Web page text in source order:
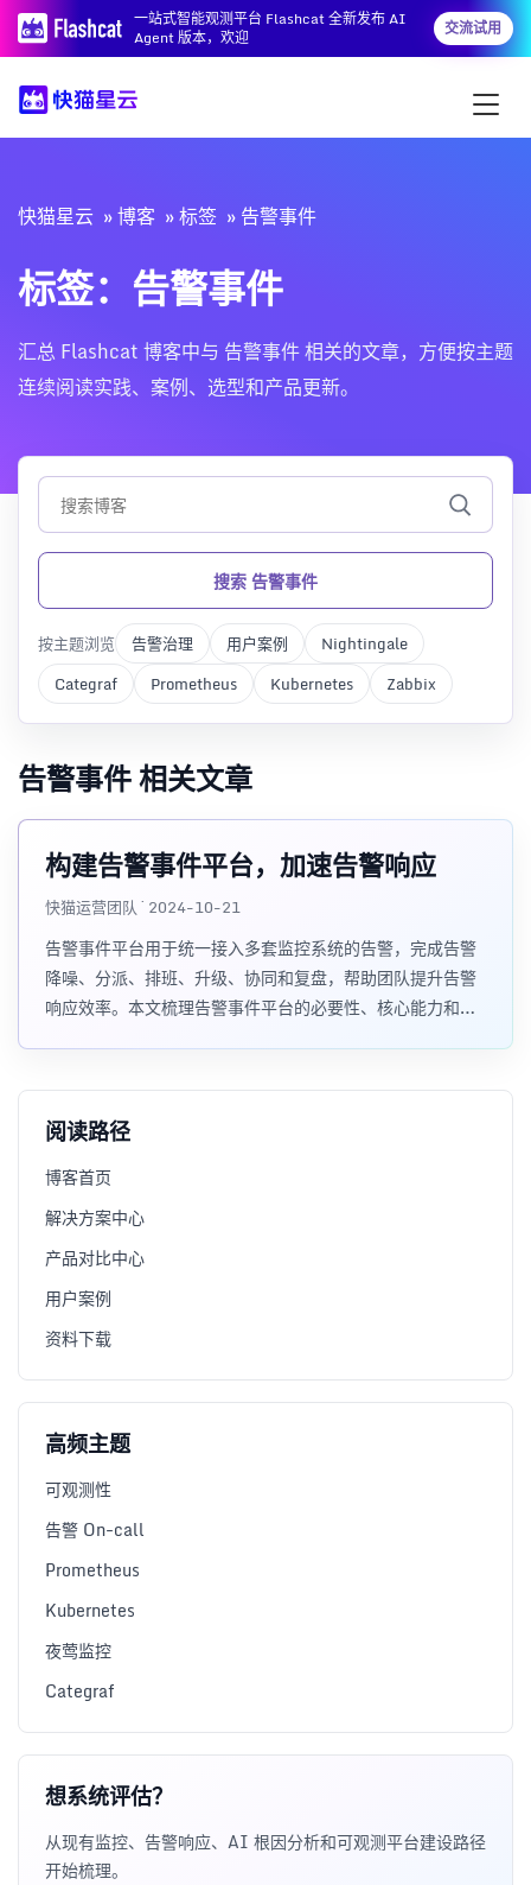
一站式智能观测平台 Flashcat 全新发布 AI
Agent 版本，欢迎
交流试用
快猫星云 博客 标签 告警事件
标签：告警事件
汇总 Flashcat 博客中与 告警事件 相关的文章，方便按主题
连续阅读实践、案例、选型和产品更新。
搜索 告警事件
按主题浏览 告警治理 用户案例
Nightingale
Categraf
Prometheus Kubernetes Zabbix
告警事件 相关文章
构建告警事件平台，加速告警响应
快猫运营团队 · 2024-10-21
告警事件平台用于统一接入多套监控系统的告警，完成告警
降噪、分派、排班、升级、协同和复盘，帮助团队提升告警
响应效率。本文梳理告警事件平台的必要性、核心能力和
阅读路径
博客首页
解决方案中心
产品对比中心
用户案例
资料下载
高频主题
可观测性
告警 On-call
Prometheus
Kubernetes
夜莺监控
Categraf
想系统评估？
从现有监控、告警响应、AI 根因分析和可观测平台建设路径
开始梳理。